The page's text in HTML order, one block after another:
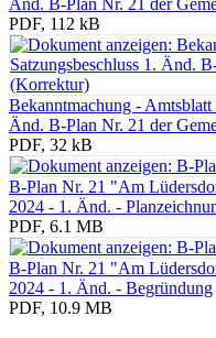
PDF, 112 kB
Bekanntmachung - Amtsblatt
Änd. B-Plan Nr. 21 der
PDF, 32 kB
B-Plan Nr. 21 "Am
2024 - 1. Änd. -
PDF, 6.1 MB
B-Plan Nr. 21 "Am
2024 - 1. Änd. - Begründung
PDF, 10.9 MB